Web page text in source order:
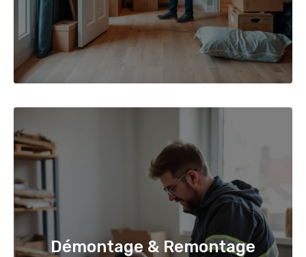
Démontage & Remontage